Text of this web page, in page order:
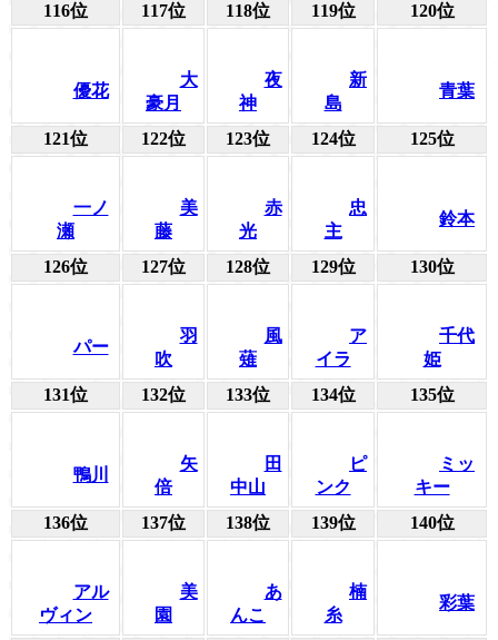
116位 117位 118位 119位 120位
優花
大
豪月
夜
神
新
島
青葉
121位 122位 123位 124位 125位
一ノ
瀬
美
藤
赤
光
忠
主
鈴本
126位 127位 128位 129位 130位
パー
羽
吹
風
薙
ア
イラ
千代
姫
131位
132位 133位 134位 135位
鴨川
矢
倍
田
中山
ピ
ンク
ミッ
キー
136位
137位 138位 139位 140位
アル
ヴィン
美
園
あ
んこ
楠
糸
彩葉